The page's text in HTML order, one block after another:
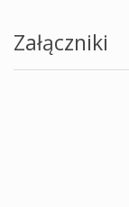
Załączniki